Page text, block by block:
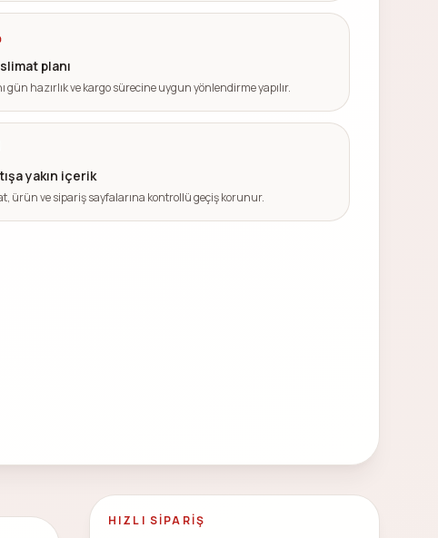
planı
gün hazırlık ve kargo sürecine uygun yönlendirme yapılır.
yakın içerik
ürün ve sipariş sayfalarına kontrollü geçiş korunur.
HIZLI SIPARIŞ